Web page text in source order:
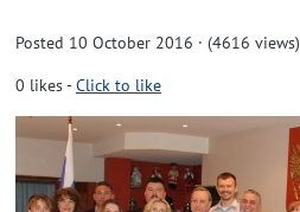
Posted 10 October 2016 · (4616 views)
0 likes-Click to like